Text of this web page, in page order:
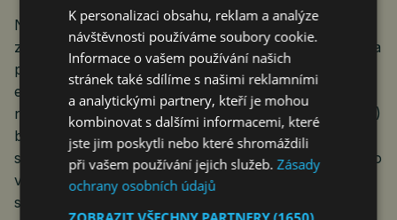
Na závěr trochu legrace. Server iDnes dne 11. ledna
zveřejnil článek o politické diskusi ohledně poplatků za
parkování v Praze. Jde přitom o zvýhodnění
elektroaut, která zatím poplatky neplatí žádné. Podle
náměstka primátora pro dopravu Zdeňka Hřiba (Piráti)
by řidiči od června měli platit v modrých zónách
standardní parkovné a 50 procent z ceny parkovného
ve fialových a oranžových zónách. Pozoruhodné je
stanovisko Lukáše Hataše, ředitele Asociace pro
K personalizaci obsahu, reklam a analýze
návštěvnosti používáme soubory cookie.
Informace o vašem používání našich
stránek také sdílíme s našimi reklamními
a analytickými partnery, kteří je mohou
kombinovat s dalšími informacemi, které
jste jim poskytli nebo které shromáždili
při vašem používání jejich služeb.Zásady
ochrany osobních údajů